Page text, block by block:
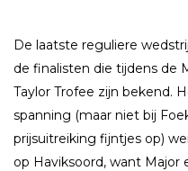
De laatste reguliere
de finalisten die tijdens de
Taylor Trofee zijn bekend.
spanning (maar niet bij
prijsuitreiking fijntjes op)
op Haviksoord, want Major